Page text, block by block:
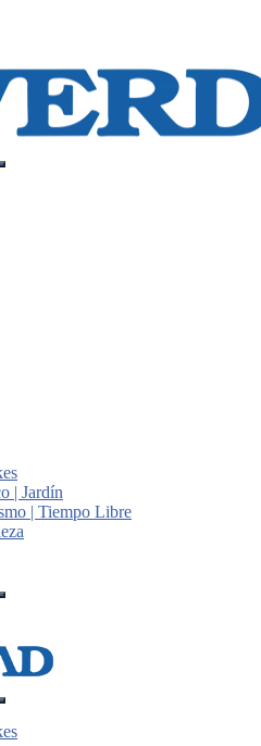
| Jardín
| Tiempo Libre